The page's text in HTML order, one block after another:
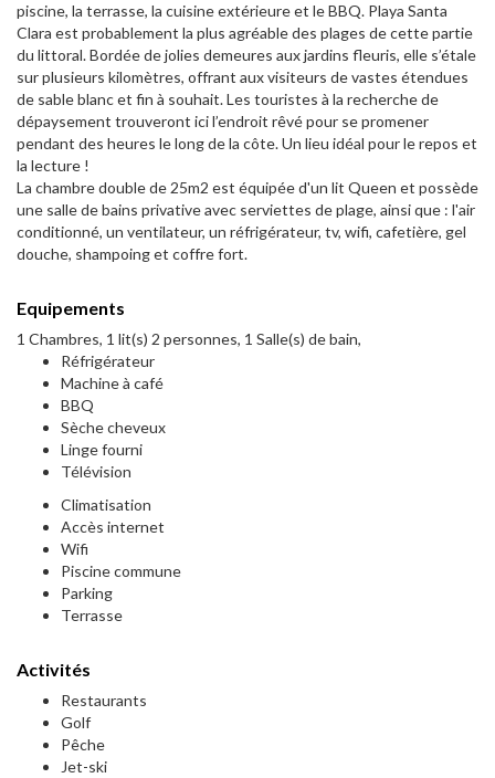
piscine, la terrasse, la cuisine extérieure et le BBQ. Playa Santa
Clara est probablement la plus agréable des plages de cette partie
du littoral. Bordée de jolies demeures aux jardins fleuris, elle s’étale
sur plusieurs kilomètres, offrant aux visiteurs de vastes étendues
de sable blanc et fin à souhait. Les touristes à la recherche de
dépaysement trouveront ici l’endroit rêvé pour se promener
pendant des heures le long de la côte. Un lieu idéal pour le repos et
la lecture !
La chambre double de 25m2 est équipée d'un lit Queen et possède
une salle de bains privative avec serviettes de plage, ainsi que : l'air
conditionné, un ventilateur, un réfrigérateur, tv, wifi, cafetière, gel
douche, shampoing et coffre fort.
Equipements
1 Chambres, 1 lit(s) 2 personnes, 1 Salle(s) de bain,
Réfrigérateur
Machine à café
BBQ
Sèche cheveux
Linge fourni
Télévision
Climatisation
Accès internet
Wifi
Piscine commune
Parking
Terrasse
Activités
Restaurants
Golf
Pêche
Jet-ski